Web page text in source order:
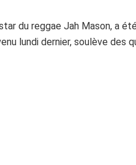
du reggae Jah Mason, a
lundi dernier, soulève des